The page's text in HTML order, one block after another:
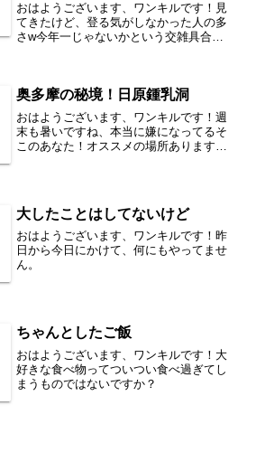
おはようございます、ワンキルです！見
てきたけど、登る気がしなかった人の多
さw今年一じゃないかという交雑具合は
奥多摩の秘境！日原鍾乳洞
おはようございます、ワンキルです！週
末も暑いですね、本当に嫌になってるそ
このあなた！オススメの場所ありますよ
大したことはしてないけど
おはようございます、ワンキルです！昨
日から今日にかけて、何にもやってませ
ん。
ちゃんとしたご飯
おはようございます、ワンキルです！大
好きな食べ物ってついつい食べ過ぎてし
まうものではないですか？